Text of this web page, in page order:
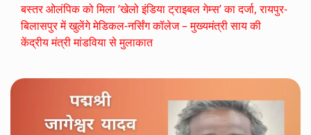
बस्तर ओलंपिक को मिला ‘खेलो इंडिया ट्राइबल गेम्स’ का दर्जा, रायपुर-
बिलासपुर में खुलेंगे मेडिकल-नर्सिंग कॉलेज – मुख्यमंत्री साय की
केंद्रीय मंत्री मांडविया से मुलाकात